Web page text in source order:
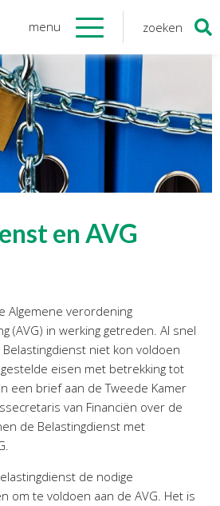
menu zoeken
en AVG
Algemene verordening
(AVG) in werking getreden. Al snel
niet kon voldoen
eisen met betrekking tot
een brief aan de Tweede Kamer
van Financiën over de
de Belastingdienst met
de nodige
om te voldoen aan de AVG. Het is